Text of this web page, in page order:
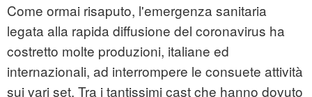
Come ormai risaputo, l'emergenza sanitaria
legata alla rapida diffusione del coronavirus ha
costretto molte produzioni, italiane ed
internazionali, ad interrompere le consuete attività
sui vari set. Tra i tantissimi cast che hanno dovuto